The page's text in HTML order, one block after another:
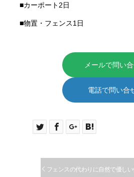
■カーポート2日
■物置・フェンス1日
メールで問い
電話で問い合
フェンスの代わりに自然で優し